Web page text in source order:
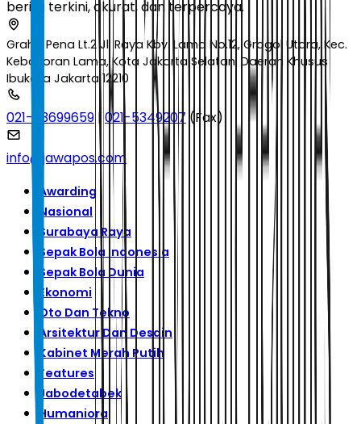
berita terkini, akurat, dan terpercaya.
Graha Pena Lt.2 Jl. Raya Kby. Lama No.12, Grogol Utara, Kec.
Kebayoran Lama, Kota Jakarta Selatan, Daerah Khusus
Ibukota Jakarta 12210
021-53699659 | 021-5349207 (Fax)
info@jawapos.com
Awarding
Nasional
Surabaya Raya
Sepak Bola Indonesia
Sepak Bola Dunia
Ekonomi
Oto Dan Tekno
Arsitektur Dan Desain
Kabinet Merah Putih
Features
Jabodetabek
Humaniora